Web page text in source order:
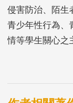
侵害防治、陌生
青少年性行為、
情等學生關心之